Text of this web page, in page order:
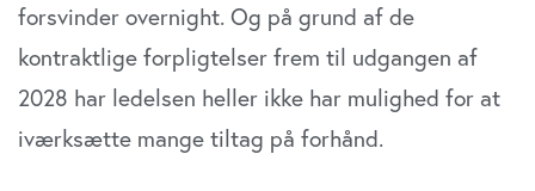
forsvinder overnight. Og på grund af de
kontraktlige forpligtelser frem til udgangen af
2028 har ledelsen heller ikke har mulighed for at
iværksætte mange tiltag på forhånd.